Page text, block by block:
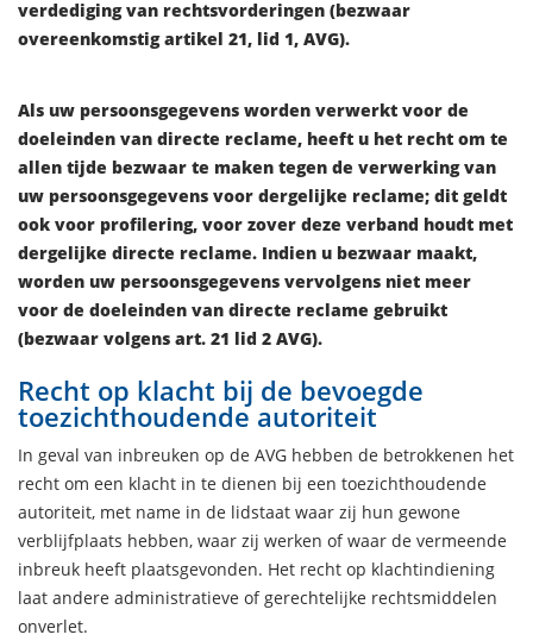
verdediging van rechtsvorderingen (bezwaar
overeenkomstig artikel 21, lid 1, AVG).
Als uw persoonsgegevens worden verwerkt voor de
doeleinden van directe reclame, heeft u het recht om te
allen tijde bezwaar te maken tegen de verwerking van
uw persoonsgegevens voor dergelijke reclame; dit geldt
ook voor profilering, voor zover deze verband houdt met
dergelijke directe reclame. Indien u bezwaar maakt,
worden uw persoonsgegevens vervolgens niet meer
voor de doeleinden van directe reclame gebruikt
(bezwaar volgens art. 21 lid 2 AVG).
Recht op klacht bij de bevoegde
toezichthoudende autoriteit
In geval van inbreuken op de AVG hebben de betrokkenen het
recht om een klacht in te dienen bij een toezichthoudende
autoriteit, met name in de lidstaat waar zij hun gewone
verblijfplaats hebben, waar zij werken of waar de vermeende
inbreuk heeft plaatsgevonden. Het recht op klachtindiening
laat andere administratieve of gerechtelijke rechtsmiddelen
onverlet.